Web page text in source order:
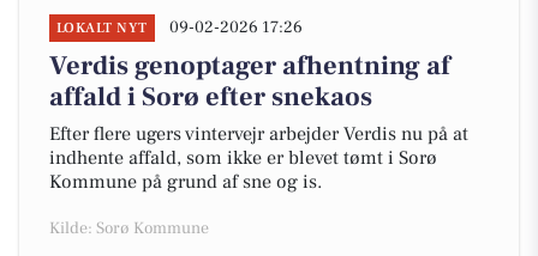
LOKALT NYT 09-02-2026 17:26
Verdis genoptager afhentning af
affald i Sorø efter snekaos
Efter flere ugers vintervejr arbejder Verdis nu på at
indhente affald, som ikke er blevet tømt i Sorø
Kommune på grund af sne og is.
Kilde: Sorø Kommune